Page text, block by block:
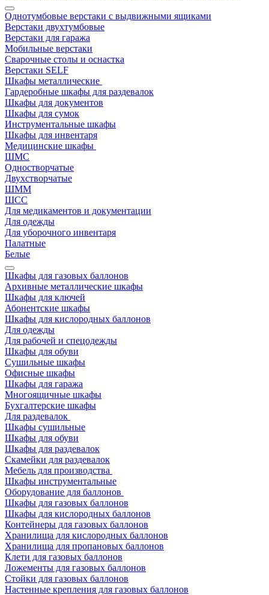
Однотумбовые верстаки с выдвижными ящиками
Верстаки двухтумбовые
Верстаки для гаража
Мобильные верстаки
Сварочные столы и оснастка
Верстаки SELF
Шкафы металлические
Гардеробные шкафы для раздевалок
Шкафы для документов
Шкафы для сумок
Инструментальные шкафы
Шкафы для инвентаря
Медицинские шкафы
ШМС
Одностворчатые
Двухстворчатые
ШММ
ШСС
Для медикаментов и документации
Для одежды
Для уборочного инвентаря
Палатные
Белые
Шкафы для газовых баллонов
Архивные металлические шкафы
Шкафы для ключей
Абонентские шкафы
Шкафы для кислородных баллонов
Для одежды
Для рабочей и спецодежды
Шкафы для обуви
Сушильные шкафы
Офисные шкафы
Шкафы для гаража
Многоящичные шкафы
Бухгалтерские шкафы
Для раздевалок
Шкафы сушильные
Шкафы для обуви
Шкафы для раздевалок
Скамейки для раздевалок
Мебель для производства
Шкафы инструментальные
Оборудование для баллонов
Шкафы для газовых баллонов
Шкафы для кислородных баллонов
Контейнеры для газовых баллонов
Хранилища для кислородных баллонов
Хранилища для пропановых баллонов
Клети для газовых баллонов
Ложементы для газовых баллонов
Стойки для газовых баллонов
Настенные крепления для газовых баллонов